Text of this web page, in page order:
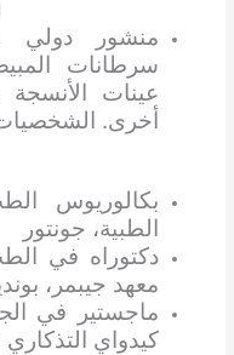
منشور دولي
سرطانات
عينات الأنسجة
أخرى. الشخصيات
بكالوريوس
الطبية، جونتور
دكتوراه في
معهد جيبمر،
ماجستير في
كيدواي التذكاري